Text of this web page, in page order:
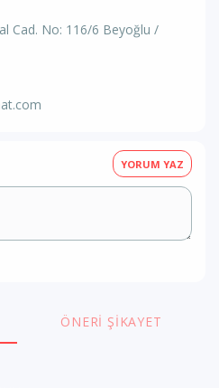
Cad. No: 116/6 Beyoğlu /
YORUM YAZ
ÖNERI ŞIKAYET